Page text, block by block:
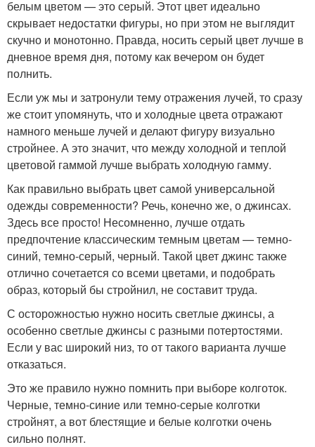
белым цветом — это серый. Этот цвет идеально
скрывает недостатки фигуры, но при этом не выглядит
скучно и монотонно. Правда, носить серый цвет лучше в
дневное время дня, потому как вечером он будет
полнить.
Если уж мы и затронули тему отражения лучей, то сразу
же стоит упомянуть, что и холодные цвета отражают
намного меньше лучей и делают фигуру визуально
стройнее. А это значит, что между холодной и теплой
цветовой гаммой лучше выбрать холодную гамму.
Как правильно выбрать цвет самой универсальной
одежды современности? Речь, конечно же, о джинсах.
Здесь все просто! Несомненно, лучше отдать
предпочтение классическим темным цветам — темно-
синий, темно-серый, черный. Такой цвет джинс также
отлично сочетается со всеми цветами, и подобрать
образ, который бы стройнил, не составит труда.
С осторожностью нужно носить светлые джинсы, а
особенно светлые джинсы с разными потертостями.
Если у вас широкий низ, то от такого варианта лучше
отказаться.
Это же правило нужно помнить при выборе колготок.
Черные, темно-синие или темно-серые колготки
стройнят, а вот блестящие и белые колготки очень
сильно полнят.